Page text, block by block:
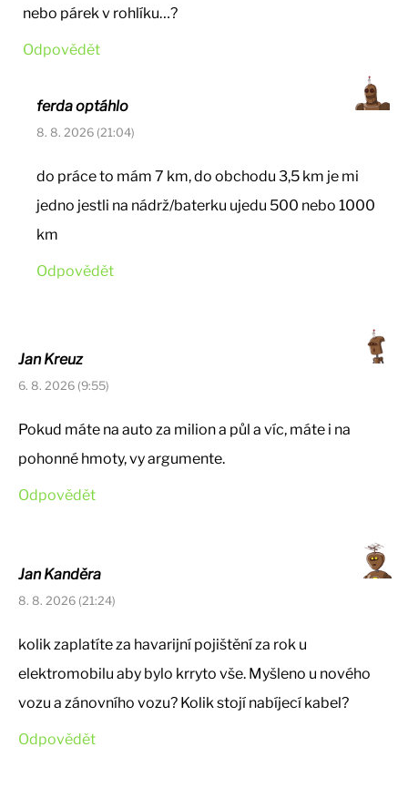
nebo párek v rohlíku…?
Odpovědět
ferda optáhlo
8. 8. 2026 (21:04)
do práce to mám 7 km, do obchodu 3,5 km je mi
jedno jestli na nádrž/baterku ujedu 500 nebo 1000
km
Odpovědět
Jan Kreuz
6. 8. 2026 (9:55)
Pokud máte na auto za milion a půl a víc, máte i na
pohonné hmoty, vy argumente.
Odpovědět
Jan Kanděra
8. 8. 2026 (21:24)
kolik zaplatíte za havarijní pojištění za rok u
elektromobilu aby bylo krryto vše. Myšleno u nového
vozu a zánovního vozu? Kolik stojí nabíjecí kabel?
Odpovědět